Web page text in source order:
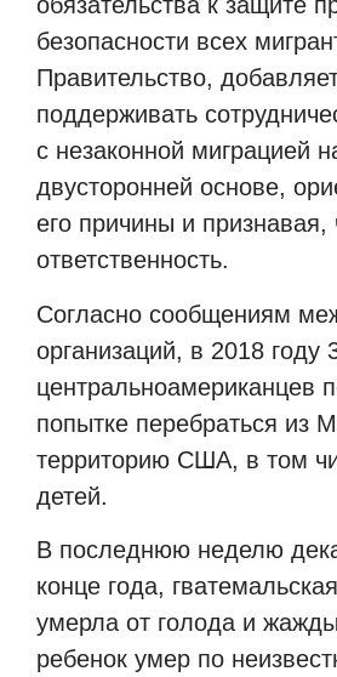
безопасности всех
Правительство,
поддерживать
с незаконной миграцией
двусторонней основе,
его причины и признавая,
ответственность.
Согласно сообщениям
организаций, в 2018 году
центральноамериканцев
попытке перебраться из
территорию США, в том
детей.
В последнюю неделю
конце года,
умерла от голода и
ребенок умер по